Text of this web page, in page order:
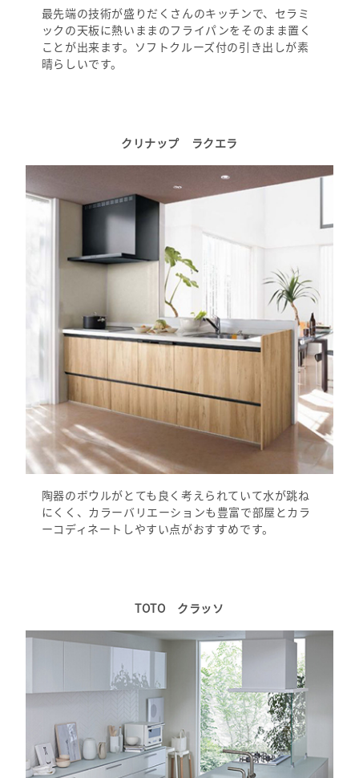
最先端の技術が盛りだくさんのキッチンで、セラミ
ックの天板に熱いままのフライパンをそのまま置く
ことが出来ます。ソフトクルーズ付の引き出しが素
晴らしいです。
クリナップ ラクエラ
陶器のボウルがとても良く考えられていて水が跳ね
にくく、カラーバリエーションも豊富で部屋とカラ
ーコディネートしやすい点がおすすめです。
TOTO クラッソ